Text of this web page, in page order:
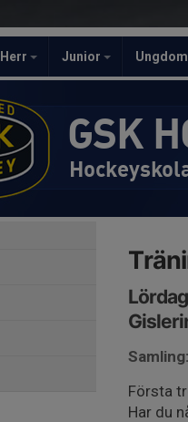
Herr Junior Ungdom
GSK
Första
Har du